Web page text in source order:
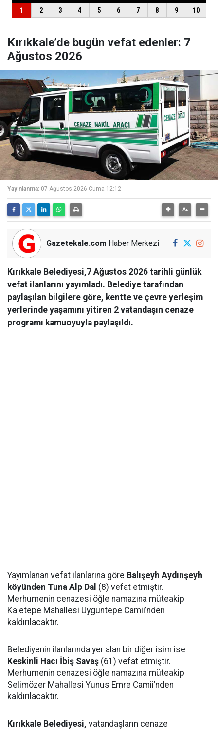
Kırıkkale’de bugün vefat edenler: 7
Ağustos 2026
Yayınlanma: 07 Ağustos 2026 Cuma 12:12
Gazetekale.com Haber Merkezi
Kırıkkale Belediyesi,7 Ağustos 2026 tarihli günlük
vefat ilanlarını yayımladı. Belediye tarafından
paylaşılan bilgilere göre, kentte ve çevre yerleşim
yerlerinde yaşamını yitiren 2 vatandaşın cenaze
programı kamuoyuyla paylaşıldı.
Yayımlanan vefat ilanlarına göre Balışeyh Aydınşeyh
köyünden Tuna Alp Dal (8) vefat etmiştir.
Merhumenin cenazesi öğle namazına müteakip
Kaletepe Mahallesi Uyguntepe Camii’nden
kaldırılacaktır.
Belediyenin ilanlarında yer alan bir diğer isim ise
Keskinli Hacı İbiş Savaş (61) vefat etmiştir.
Merhumenin cenazesi öğle namazına müteakip
Selimözer Mahallesi Yunus Emre Camii’nden
kaldırılacaktır.
Kırıkkale Belediyesi, vatandaşların cenaze